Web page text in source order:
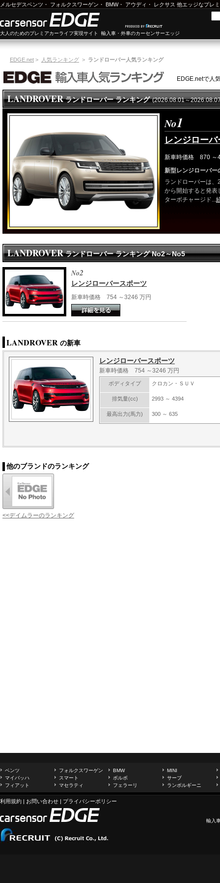
メルセデスベンツ ・ フォルクスワーゲン ・ BMW・ アウディ ・ レクサス 他エッジなプレ
大人のためのプレミアカーライフ実現サイト 輸入車・外車のカーセンサーエッジ
EDGE.net > 人気ランキング > ランドローバー人気ランキング
EDGE.netで人
LANDROVERランドローバー ランキング (2026.08.01～
No1
レンジローバ
新車時価格 870 ～
新型レンジローバー
ランドローバーは
から開始すると発表
ターボチャージド...
LANDROVERランドローバー ランキング No2～No5
No2
レンジローバースポーツ
新車時価格 754 ～3246 万円
LANDROVER の新車
レンジローバースポーツ
新車時価格 754 ～3246 万円
ボディタイプ クロカン・ＳＵＶ
排気量(cc) 2993 ～ 4394
最高出力(馬力) 300 ～ 635
他のブランドのランキング
<<デイムラーのランキング
ベンツ フォルクスワーゲン BMW
MINI
マイバッハ
スマート ボルボ
サーブ
フィアット
マセラティ フェラーリ ランボルギーニ
利用規約 | お問い合わせ | プライバシーポリシー
輸入